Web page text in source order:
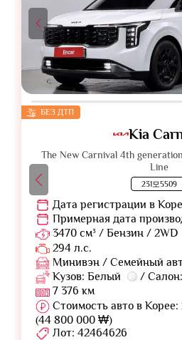
БЕЗ ДТП
Kia
The New Carnival 4th
Line
231모5509
Дата регистрации в
Примерная дата
3470 см³ / Бензин / 2WD
294 л.с.
Минивэн / Семейный
Кузов: Белый
/
7 376 км
Стоимость авто в
(44 800 000 ₩)
Лот: 42464626